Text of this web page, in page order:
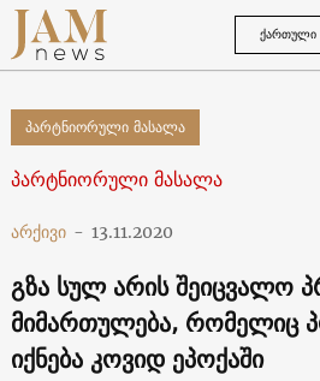
ᲥᲐᲠᲗᲣᲚᲘ
პარტნიორული მასალა
პარტნიორული მასალა
არქივი - 13.11.2020
გზა სულ არის შეიცვალო
მიმართულება, რომელიც
იქნება კოვიდ ეპოქაში